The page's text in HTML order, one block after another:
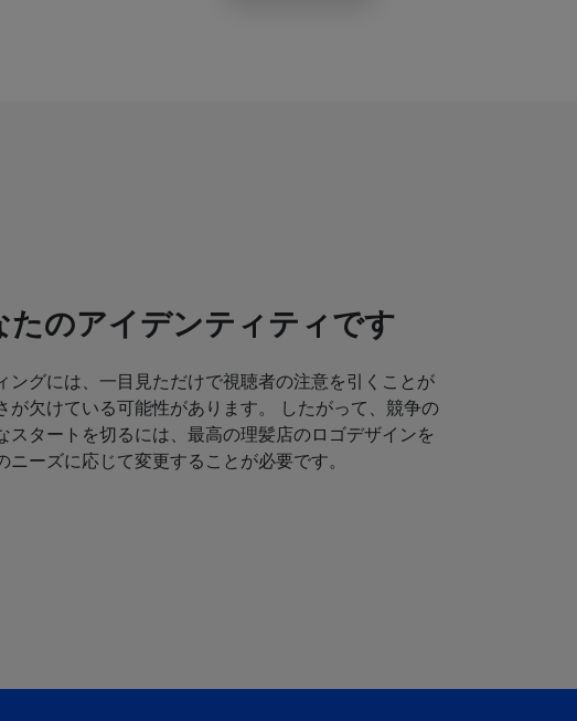
たのアイデンティティです
ングには、一目見ただけで視聴者の注意を引くことが
が欠けている可能性があります。 したがって、競争の
スタートを切るには、最高の理髪店のロゴデザインを
ニーズに応じて変更することが必要です。